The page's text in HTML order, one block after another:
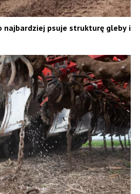
najbardziej psuje strukturę gleby i